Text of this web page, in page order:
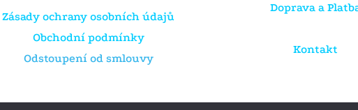
Zásady ochrany osobních údajů
Obchodní podmínky
Odstoupení od smlouvy
Doprava a
Kontakt